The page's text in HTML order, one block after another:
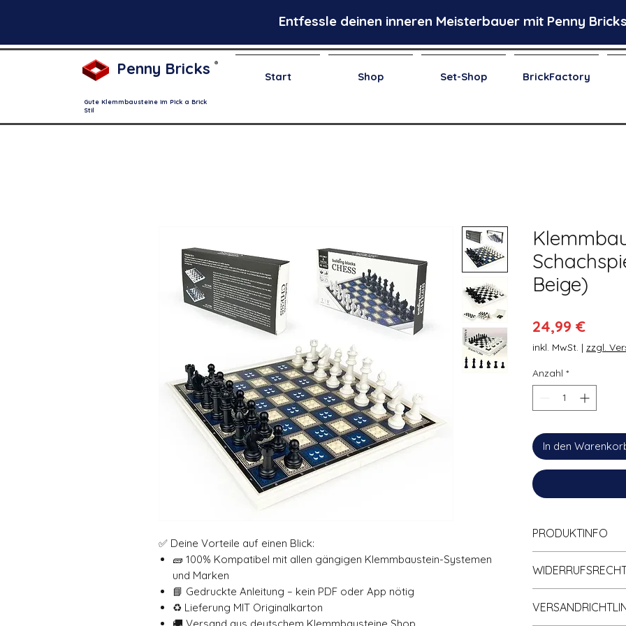
Entfessle deinen inneren Meisterbauer mit Penny
Penny Bricks ®
Start Shop Set-Shop BrickFactory
Gute Klemmbausteine im Pick a Brick
Stil
✅ Deine Vorteile auf einen Blick:
🧱 100% Kompatibel mit allen gängigen Klemmbaustein-Systemen
und Marken
📘 Gedruckte Anleitung – kein PDF oder App nötig
♻️ Lieferung MIT Originalkarton
Beige)
24,99 €Preis
inkl. MwSt. | zzgl.
Anzahl *
In den
PRODUKTINFO
Klemmbaustein-
📘 Gedruckte
♻️ Lieferung MIT
gleichnamigen